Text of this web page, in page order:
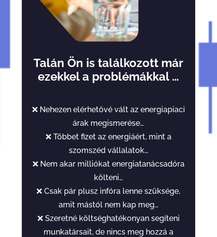
Talán Ön is találkozott már
ezekkel a problémákkal …
❌ Nehezen elérhetővé vált az energiapiaci
árak megismerése…
❌ Többet fizet az energiáért, mint a
szomszéd vállalatok…
❌ Nem akar milliókat energiatanácsadóra
költeni…
❌ Csak pár plusz infóra lenne szüksége,
amit mástól nem kap meg…
❌ Szeretné költséghatékonyan segíteni
munkatársait, de nincs meg hozzá a